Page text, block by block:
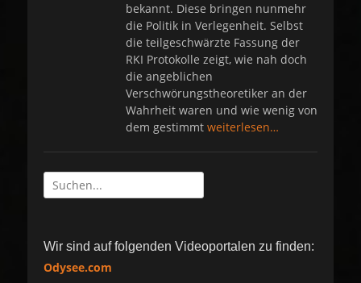
bekannt. Diese bringen nunmehr
die Politik in Verlegenheit. Selbst
die teilgeschwärzte Fassung der
RKI Protokolle zeigt, wie nah doch
die angeblichen
Verschwörungstheoretiker an der
Wahrheit waren und wie wenig von
dem gestimmt weiterlesen…
Suche
nach:
Wir sind auf folgenden Videoportalen zu finden:
Odysee.com